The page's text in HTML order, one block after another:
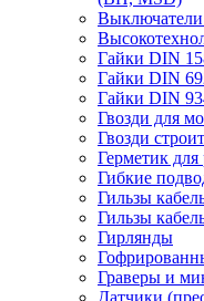
Выключатели
Гайки DIN
Гайки DIN
Гайки DIN
Гвозди для
Гвозди
Герметик для
Гибкие
Гильзы
Гильзы
Гирлянды
Граверы и
Датчики